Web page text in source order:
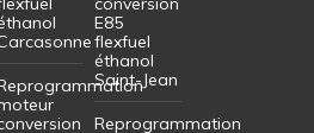
E85
flexfuel
éthanol
Saint-Jean
Reprogrammation